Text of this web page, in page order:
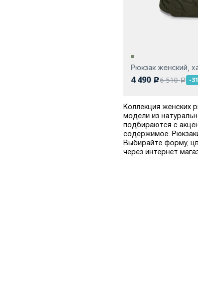
Рюкзак женский,
4 490 c6 510a -
Коллекция женских
модели из
подбираются с
содержимое.
Выбирайте форму,
через интернет